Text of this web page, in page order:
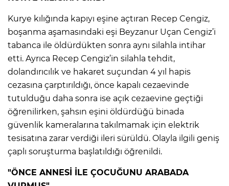
Kurye kılığında kapıyı eşine açtıran Recep Cengiz,
boşanma aşamasındaki eşi Beyzanur Uçan Cengiz’i
tabanca ile öldürdükten sonra aynı silahla intihar
etti. Ayrıca Recep Cengiz’in silahla tehdit,
dolandırıcılık ve hakaret suçundan 4 yıl hapis
cezasına çarptırıldığı, önce kapalı cezaevinde
tutulduğu daha sonra ise açık cezaevine geçtiği
öğrenilirken, şahsın eşini öldürdüğü binada
güvenlik kameralarına takılmamak için elektrik
tesisatına zarar verdiği ileri sürüldü. Olayla ilgili geniş
çaplı soruşturma başlatıldığı öğrenildi.
"ÖNCE ANNESİ İLE ÇOCUĞUNU ARABADA